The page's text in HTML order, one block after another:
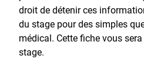
droit de détenir ces
du stage pour des simples
médical. Cette fiche vous
stage.